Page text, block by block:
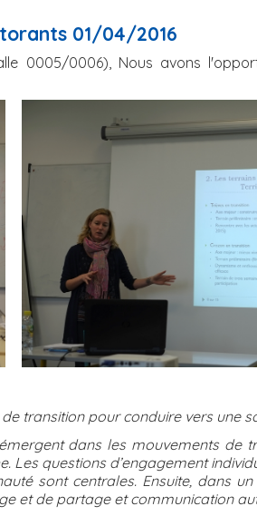
01/04/2016
0005/0006), Nous avons
transition pour conduire vers une
dans les mouvements de
questions d’engagement
sont centrales. Ensuite, dans un
et de partage et communication